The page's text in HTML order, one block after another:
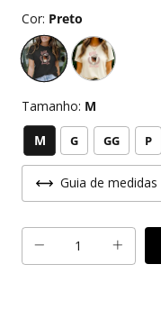
Cor: Preto
Tamanho: M
M G GG P
Guia de medidas